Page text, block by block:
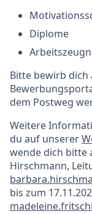
Diplome
Bitte bewirb dich
dem Postweg
Weitere
du auf unserer
wende dich bitte
Hirschmann,
bis zum